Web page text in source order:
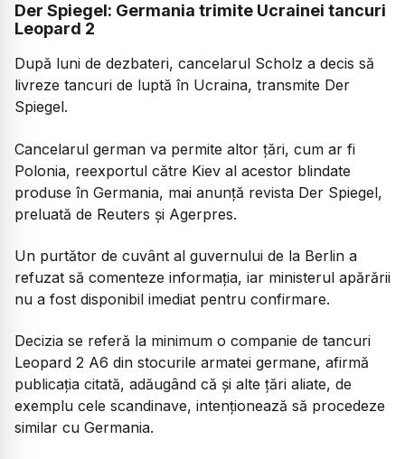
Der Spiegel: Germania trimite Ucrainei tancuri
Leopard 2
După luni de dezbateri, cancelarul Scholz a decis să
livreze tancuri de luptă în Ucraina, transmite Der
Spiegel.
Cancelarul german va permite altor ţări, cum ar fi
Polonia, reexportul către Kiev al acestor blindate
produse în Germania, mai anunţă revista Der Spiegel,
preluată de Reuters și Agerpres.
Un purtător de cuvânt al guvernului de la Berlin a
refuzat să comenteze informaţia, iar ministerul apărării
nu a fost disponibil imediat pentru confirmare.
Decizia se referă la minimum o companie de tancuri
Leopard 2 A6 din stocurile armatei germane, afirmă
publicaţia citată, adăugând că şi alte ţări aliate, de
exemplu cele scandinave, intenţionează să procedeze
similar cu Germania.